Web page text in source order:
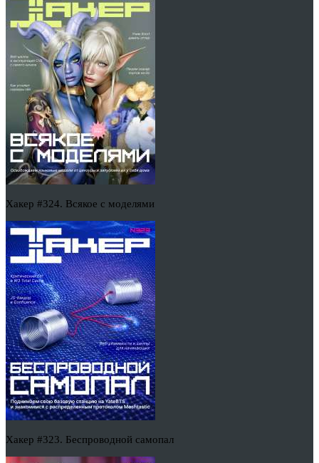
Хакер #324. Всякое с моделями
Хакер #323. Беспроводной самопал